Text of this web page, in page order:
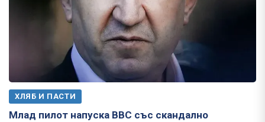
ХЛЯБ И ПАСТИ
Млад пилот напуска ВВС със скандално